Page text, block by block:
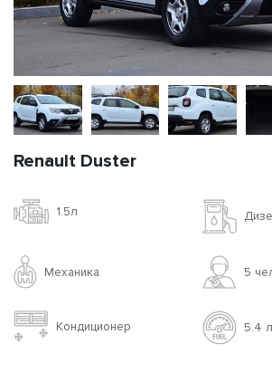
Renault Duster
1.5л
Механика 5
Кондиционер 5.4